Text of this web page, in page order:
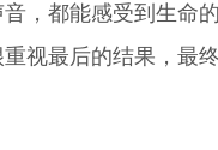
，都能感受到生命
视最后的结果，最